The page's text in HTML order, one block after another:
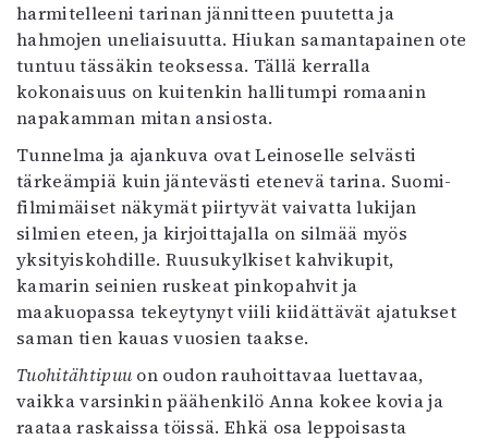
harmitelleeni tarinan jännitteen puutetta ja
hahmojen uneliaisuutta. Hiukan samantapainen ote
tuntuu tässäkin teoksessa. Tällä kerralla
kokonaisuus on kuitenkin hallitumpi romaanin
napakamman mitan ansiosta.
Tunnelma ja ajankuva ovat Leinoselle selvästi
tärkeämpiä kuin jäntevästi etenevä tarina. Suomi-
filmimäiset näkymät piirtyvät vaivatta lukijan
silmien eteen, ja kirjoittajalla on silmää myös
yksityiskohdille. Ruusukylkiset kahvikupit,
kamarin seinien ruskeat pinkopahvit ja
maakuopassa tekeytynyt viili kiidättävät ajatukset
saman tien kauas vuosien taakse.
Tuohitähtipuu on oudon rauhoittavaa luettavaa,
vaikka varsinkin päähenkilö Anna kokee kovia ja
raataa raskaissa töissä. Ehkä osa leppoisasta